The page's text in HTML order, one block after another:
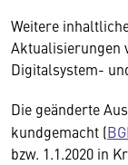
Weitere
Aktualisierungen
Digitalsystem-
Die geänderte
kundgemacht (
bzw. 1.1.2020 in